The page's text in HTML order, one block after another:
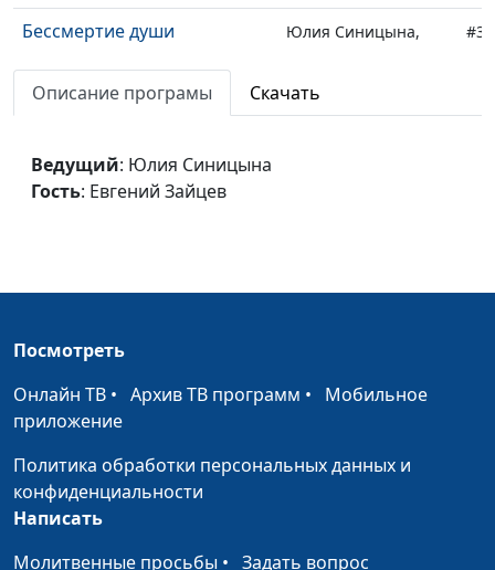
Бессмертие души
Юлия Синицына,
Вечная жизнь
Юлия Синицына,
Надежда для каждого
Скорое пришествие?
Юлия Синицына,
Свобода
Юлия Синицына,
Как можно познать Бога?
Евгений Зайцев
Описание програмы Скачать
Ведущий: Юлия Синицына
Гость: Евгений Зайцев
Посмотреть
Онлайн ТВ • Архив ТВ программ • Мобильное
приложение
Политика обработки персональных данных и
конфиденциальности
Написать
Молитвенные просьбы • Задать вопрос